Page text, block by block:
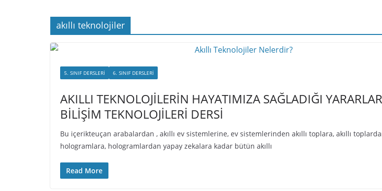
akıllı teknolojiler
5. SINIF DERSLERI 6. SINIF DERSLERI
AKILLI TEKNOLOJİLERİN HAYATIMIZA SAĞLADIĞI
BİLİŞİM TEKNOLOJİLERİ DERSİ
Bu içerikteuçan arabalardan , akıllı ev sistemlerine, ev sistemlerinden akıllı toplara, akıllı
hologramlara, hologramlardan yapay zekalara kadar bütün akıllı
Read More